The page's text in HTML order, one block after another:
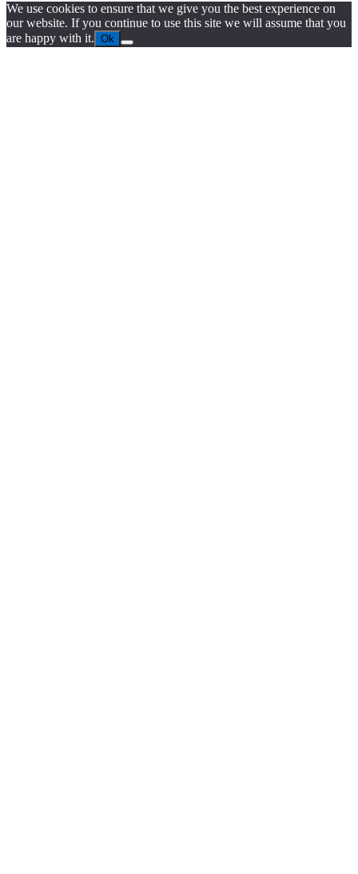
We use cookies to ensure that we give you the best experience on
our website. If you continue to use this site we will assume that you
are happy with it. Ok